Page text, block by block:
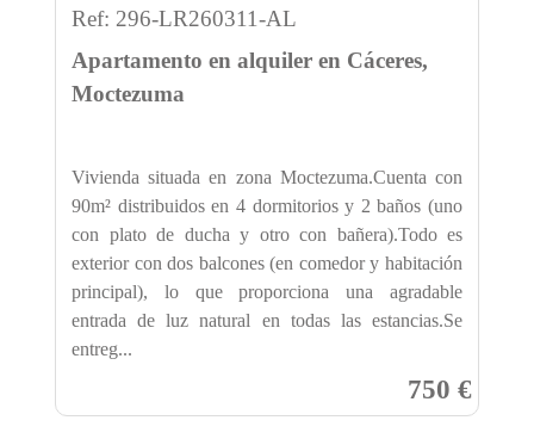
Ref: 296-LR260311-AL
Apartamento en alquiler en Cáceres,
Moctezuma
Vivienda situada en zona Moctezuma.Cuenta con
90m² distribuidos en 4 dormitorios y 2 baños (uno
con plato de ducha y otro con bañera).Todo es
exterior con dos balcones (en comedor y habitación
principal), lo que proporciona una agradable
entrada de luz natural en todas las estancias.Se
entreg...
750 €